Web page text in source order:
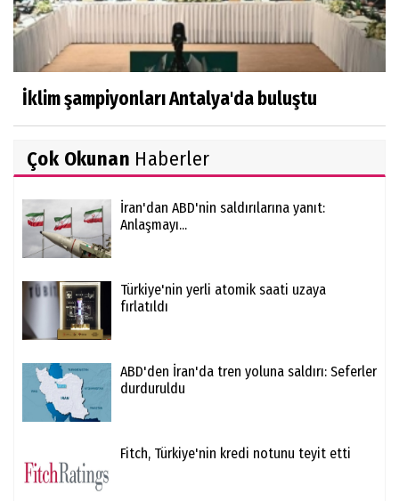
İklim şampiyonları Antalya'da buluştu
Çok Okunan Haberler
İran'dan ABD'nin saldırılarına yanıt:
Anlaşmayı...
Türkiye'nin yerli atomik saati uzaya
fırlatıldı
ABD'den İran'da tren yoluna saldırı: Seferler
durduruldu
Fitch, Türkiye'nin kredi notunu teyit etti